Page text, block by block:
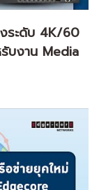
งระดับ 4K/60
บงาน Media